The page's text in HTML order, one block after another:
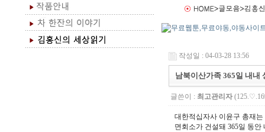
작성일 : 04-03-28 13:56
남북이산가족 365일 내내
글쓴이 : 최고관리자
대한적십자사 이윤구 총재
면회소가 건설돼 365일 동